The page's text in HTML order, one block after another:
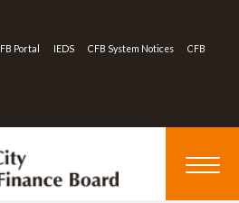
Portal IEDS CFB System Notices CFB